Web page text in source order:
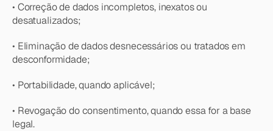
• Correção de dados incompletos, inexatos ou
desatualizados;
• Eliminação de dados desnecessários ou tratados em
desconformidade;
• Portabilidade, quando aplicável;
• Revogação do consentimento, quando essa for a base
legal.